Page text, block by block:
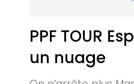
PPF TOUR
un nuage